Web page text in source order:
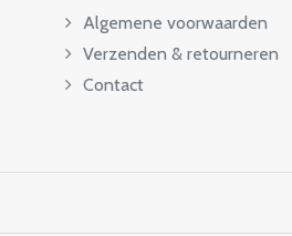
Algemene voorwaarden
Verzenden & retourneren
Contact